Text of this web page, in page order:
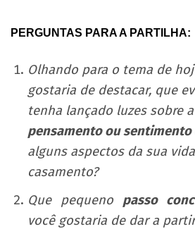
PERGUNTAS PARA A PARTILHA:
Olhando para o tema de
gostaria de destacar, que
tenha lançado luzes sobre
pensamento ou sentimento
alguns aspectos da sua
casamento?
Que pequeno passo
você gostaria de dar a